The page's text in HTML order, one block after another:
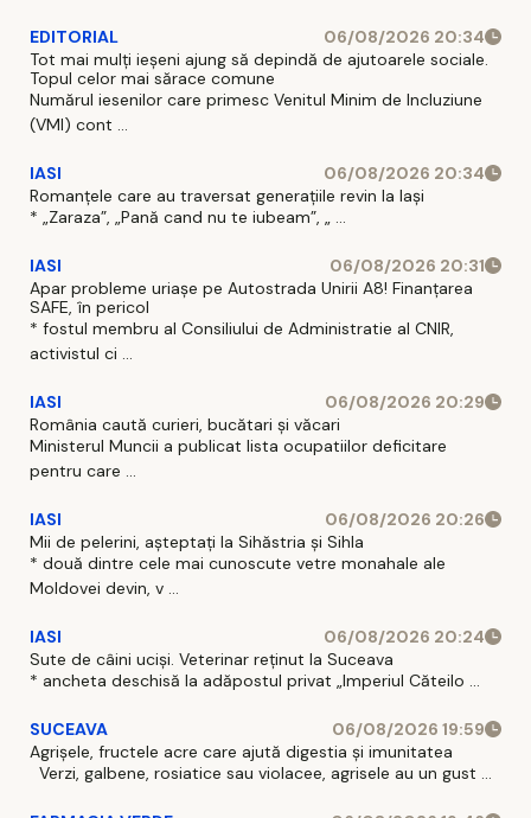
EDITORIAL
06/08/2026 20:34
Tot mai mulți ieșeni ajung să depindă de ajutoarele sociale.
Topul celor mai sărace comune
Numărul iesenilor care primesc Venitul Minim de Incluziune
(VMI) cont ...
IASI
06/08/2026 20:34
Romanțele care au traversat generațiile revin la Iași
* „Zaraza”, „Pană cand nu te iubeam”, „ ...
IASI
06/08/2026 20:31
Apar probleme uriașe pe Autostrada Unirii A8! Finanțarea
SAFE, în pericol
* fostul membru al Consiliului de Administratie al CNIR,
activistul ci ...
IASI
06/08/2026 20:29
România caută curieri, bucătari și văcari
Ministerul Muncii a publicat lista ocupatiilor deficitare
pentru care ...
IASI
06/08/2026 20:26
Mii de pelerini, așteptați la Sihăstria și Sihla
* două dintre cele mai cunoscute vetre monahale ale
Moldovei devin, v ...
IASI
06/08/2026 20:24
Sute de câini uciși. Veterinar reținut la Suceava
* ancheta deschisă la adăpostul privat „Imperiul Căteilo ...
SUCEAVA
06/08/2026 19:59
Agrișele, fructele acre care ajută digestia și imunitatea
Verzi, galbene, rosiatice sau violacee, agrisele au un gust ...